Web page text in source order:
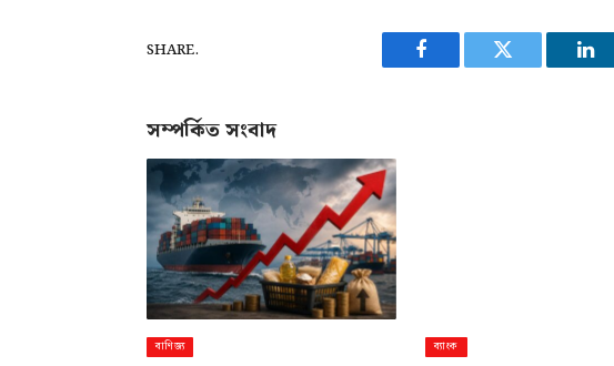
SHARE.
Facebook Twitter
সম্পর্কিত সংবাদ
বাণিজ্য ব্যাংক